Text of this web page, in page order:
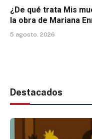
¿De qué trata Mis
la obra de Mariana
5 agosto, 2026
Destacados